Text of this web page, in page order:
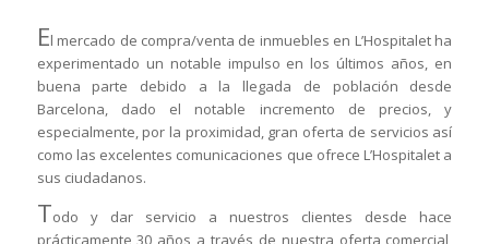
El mercado de compra/venta de inmuebles en L’Hospitalet ha
experimentado un notable impulso en los últimos años, en
buena parte debido a la llegada de población desde
Barcelona, dado el notable incremento de precios, y
especialmente, por la proximidad, gran oferta de servicios así
como las excelentes comunicaciones que ofrece L’Hospitalet a
sus ciudadanos.
Todo y dar servicio a nuestros clientes desde hace
prácticamente 30 años a través de nuestra oferta comercial,